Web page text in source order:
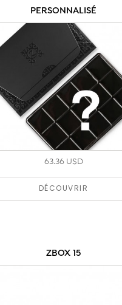
PERSONNALISÉ
63.36 USD
DÉCOUVRIR
ZBOX 15